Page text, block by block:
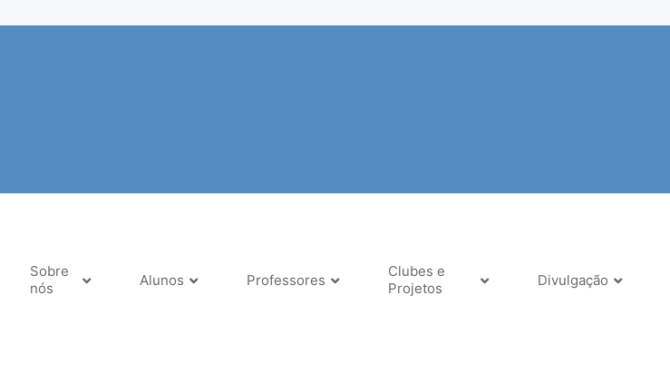
Sobre
nós
Alunos Professores
Clubes e
Projetos
Divulgação